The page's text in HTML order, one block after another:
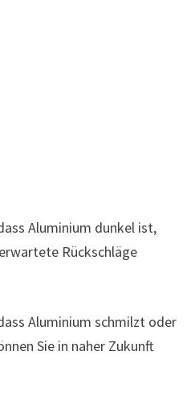
Aluminium dunkel ist,
Rückschläge
Aluminium schmilzt oder
Sie in naher Zukunft